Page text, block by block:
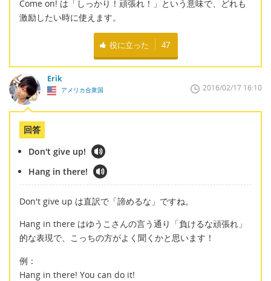
Come on! は「しっかり！頑張れ！」という意味で、どれも
激励したい時に使えます。
役に立った 47
Erik
アメリカ合衆国 2016/02/17 16:10
回答
Don't give up!
Hang in there!
Don't give up は直訳で「諦めるな」ですね。
Hang in there はゆうこさんの言う通り「負けるな頑張れ」
的な表現で、こっちの方がよく聞くかと思います！
例：
Hang in there! You can do it!